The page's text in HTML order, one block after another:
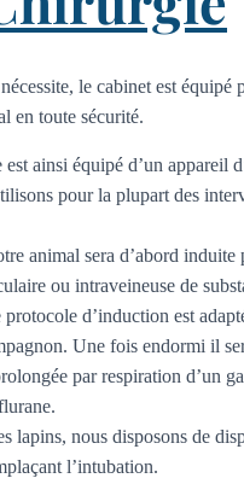
le cabinet est équipé
en toute sécurité.
ainsi équipé d’un appareil
pour la plupart des
animal sera d’abord induite
ou intraveineuse de
protocole d’induction est
Une fois endormi il
par respiration d’un
lapins, nous disposons de
l’intubation.